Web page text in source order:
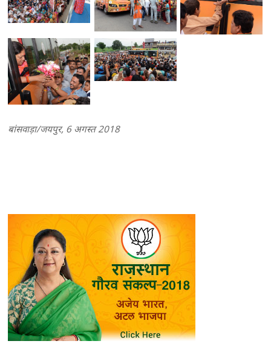
बांसवाड़ा/जयपुर, 6 अगस्त 2018